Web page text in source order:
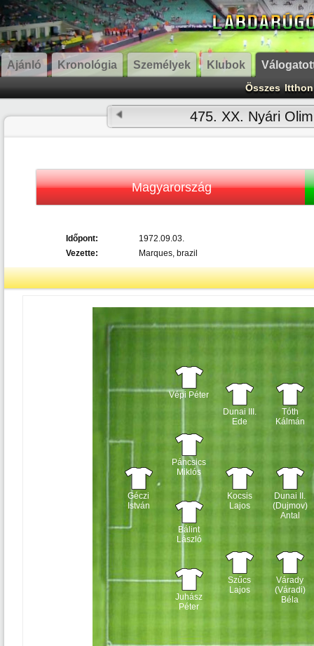
Ajánló Kronológia Személyek Klubok
Összes Itthon
475. XX. Nyári
Magyarország
Időpont:
1972.09.03.
Vezette:
Marques, brazil
Géczi
István
Vépi Péter
Páncsics
Miklós
Bálint
László
Juhász
Péter
Dunai III.
Ede
Kocsis
Lajos
Szűcs
Lajos
Tóth
Kálmán
Dunai II.
(Dujmov)
Antal
Várady
(Váradi)
Béla